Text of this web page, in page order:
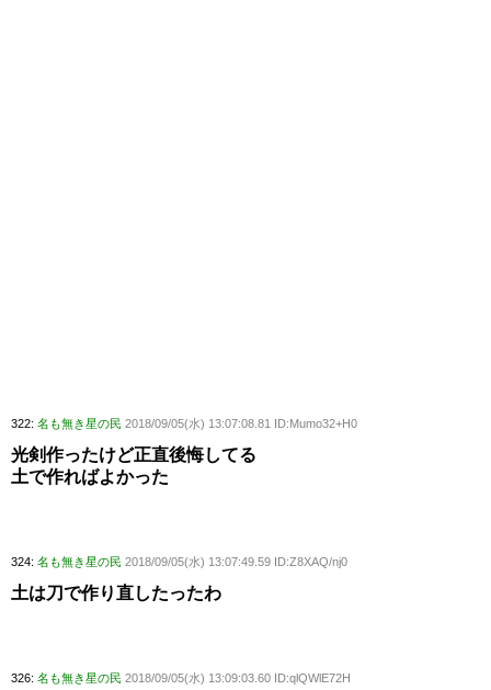
322: 名も無き星の民 2018/09/05(水) 13:07:08.81 ID:Mumo32+H0
光剣作ったけど正直後悔してる
土で作ればよかった
324: 名も無き星の民 2018/09/05(水) 13:07:49.59 ID:Z8XAQ/nj0
土は刀で作り直したったわ
326: 名も無き星の民 2018/09/05(水) 13:09:03.60 ID:qlQWlE72H